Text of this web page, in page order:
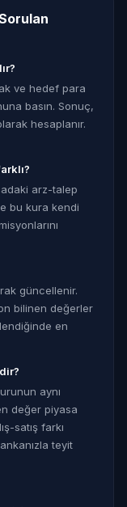
ve hedef para
basın. Sonuç,
hesaplanır.
arz-talep
bu kura kendi
güncellenir.
bilinen değerler
en
aynı
değer piyasa
satış farkı
teyit